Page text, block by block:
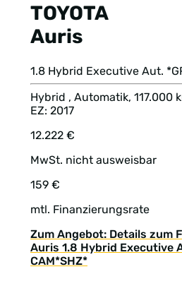
TOYOTA
Auris
1.8 Hybrid Executive Aut.
Hybrid , Automatik, 117.000
EZ: 2017
12.222 €
MwSt. nicht ausweisbar
159 €
mtl. Finanzierungsrate
Zum Angebot: Details zum
Auris 1.8 Hybrid Executive
CAM*SHZ*